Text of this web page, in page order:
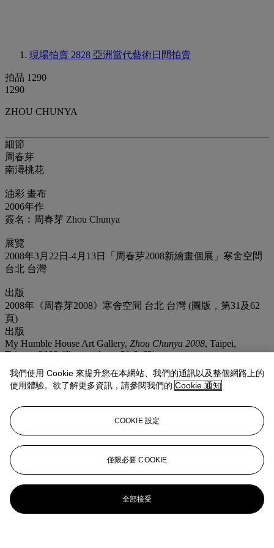
現場拍賣 2828 亞洲當代藝術日間拍賣
拍品 1290
1290
ZHOU CHUNYA
細節
周春芽
南潯桃花
油彩 畫布
2006年作
簽名︰周春芽 Zhou Chunya
展覽
2008年3月22日-4月13日「周春芽2008新繪畫個展」寒舍空間
台北 台灣
出版
2008年《周春芽2008》寒舍空間 台北 台灣 (圖版，第31及62
頁)
出版
My Humble House Art Gallery, Zhou Chunya 2008, Taipei,
Taiwan, 2008 (illustrated, pp. 31 & 62).
展覽
Taipei, Taiwan, My Humble House Art Gallery,2008 Zhou Chunya
New Painting Solo Exhibition , 22 March-13 April 2008.
登入
瀏覽狀況報告
更多來自 亞洲當代藝術日間拍賣
查看全部
我們使用 Cookie 來提升您在本網站、我們的通訊以及整個網路上的
使用體驗。欲了解更多資訊，請參閱我們的 Cookie 通知
COOKIE 設定
僅限必要 COOKIE
全部接受